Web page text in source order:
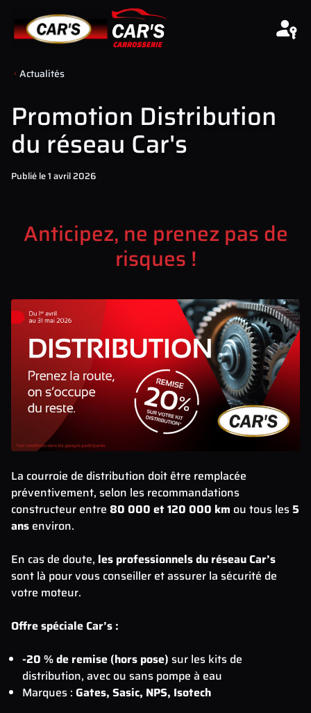
Actualités
Promotion Distribution
du réseau Car's
Publié le 1 avril 2026
Anticipez, ne prenez pas de
risques !
La courroie de distribution doit être remplacée
préventivement, selon les recommandations
constructeur entre 80 000 et 120 000 km ou tous les 5
ans environ.
En cas de doute, les professionnels du réseau Car’s
sont là pour vous conseiller et assurer la sécurité de
votre moteur.
Offre spéciale Car’s :
-20 % de remise (hors pose) sur les kits de
distribution, avec ou sans pompe à eau
Marques : Gates, Sasic, NPS, Isotech